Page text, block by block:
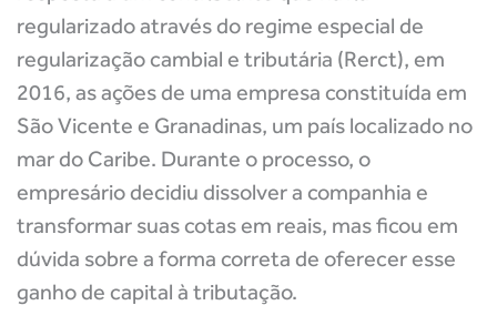
regularizado através do regime especial de
regularização cambial e tributária (Rerct), em
2016, as ações de uma empresa constituída em
São Vicente e Granadinas, um país localizado no
mar do Caribe. Durante o processo, o
empresário decidiu dissolver a companhia e
transformar suas cotas em reais, mas ficou em
dúvida sobre a forma correta de oferecer esse
ganho de capital à tributação.